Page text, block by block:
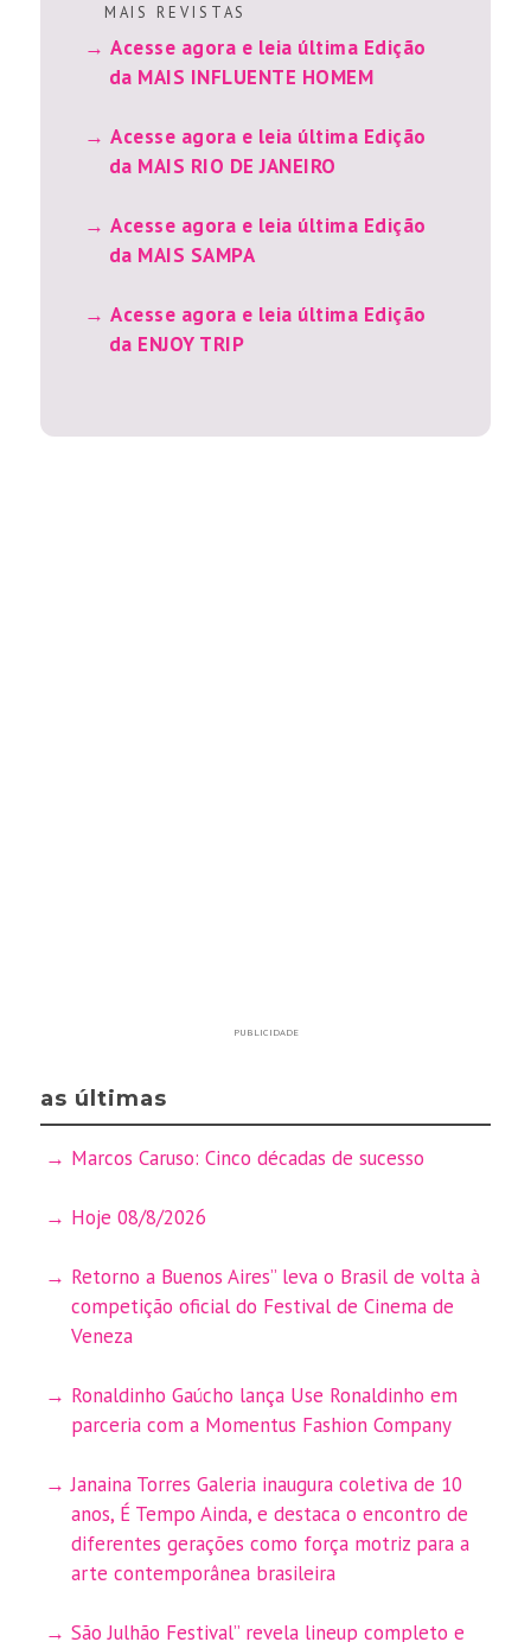
M A I S R E V I S T A S
Acesse agora e leia última Edição
da MAIS INFLUENTE HOMEM
Acesse agora e leia última Edição
da MAIS RIO DE JANEIRO
Acesse agora e leia última Edição
da MAIS SAMPA
Acesse agora e leia última Edição
da ENJOY TRIP
PUBLICIDADE
as últimas
Marcos Caruso: Cinco décadas de sucesso
Hoje 08/8/2026
Retorno a Buenos Aires” leva o Brasil de volta à
competição oficial do Festival de Cinema de
Veneza
Ronaldinho Gaúcho lança Use Ronaldinho em
parceria com a Momentus Fashion Company
Janaina Torres Galeria inaugura coletiva de 10
anos, É Tempo Ainda, e destaca o encontro de
diferentes gerações como força motriz para a
arte contemporânea brasileira
São Julhão Festival” revela lineup completo e